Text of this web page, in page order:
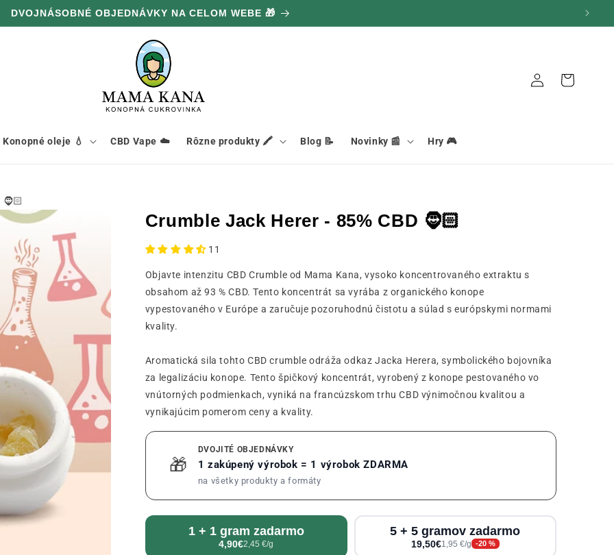
DVOJNÁSOBNÉ OBJEDNÁVKY NA CELOM WEBE 🎁
Konopné oleje 💧 CBD Vape ☁️ Rôzne produkty 🖍️ Blog 📝 Novinky 📰 Hry 🎮
Pripojenie Košík
🧔🏻
Crumble Jack Herer - 85% CBD 🧔🏻
11
Objavte intenzitu CBD Crumble od Mama Kana, vysoko koncentrovaného extraktu s
obsahom až 93 % CBD. Tento koncentrát sa vyrába z organického konope
vypestovaného v Európe a zaručuje pozoruhodnú čistotu a súlad s európskymi normami
kvality.
Aromatická sila tohto CBD crumble odráža odkaz Jacka Herera, symbolického bojovníka
za legalizáciu konope. Tento špičkový koncentrát, vyrobený z konope pestovaného vo
vnútorných podmienkach, vyniká na francúzskom trhu CBD výnimočnou kvalitou a
vynikajúcim pomerom ceny a kvality.
🎁
DVOJITÉ OBJEDNÁVKY
1 zakúpený výrobok = 1 výrobok ZDARMA
na všetky produkty a formáty
1 + 1 gram zadarmo
4,90€2,45 €/g
5 + 5 gramov zadarmo
19,50€1,95 €/g -20 %